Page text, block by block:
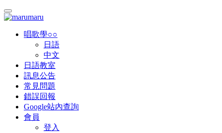
唱歌學○○
日語
中文
日語教室
訊息公告
常見問題
錯誤回報
Google站內查詢
會員
登入